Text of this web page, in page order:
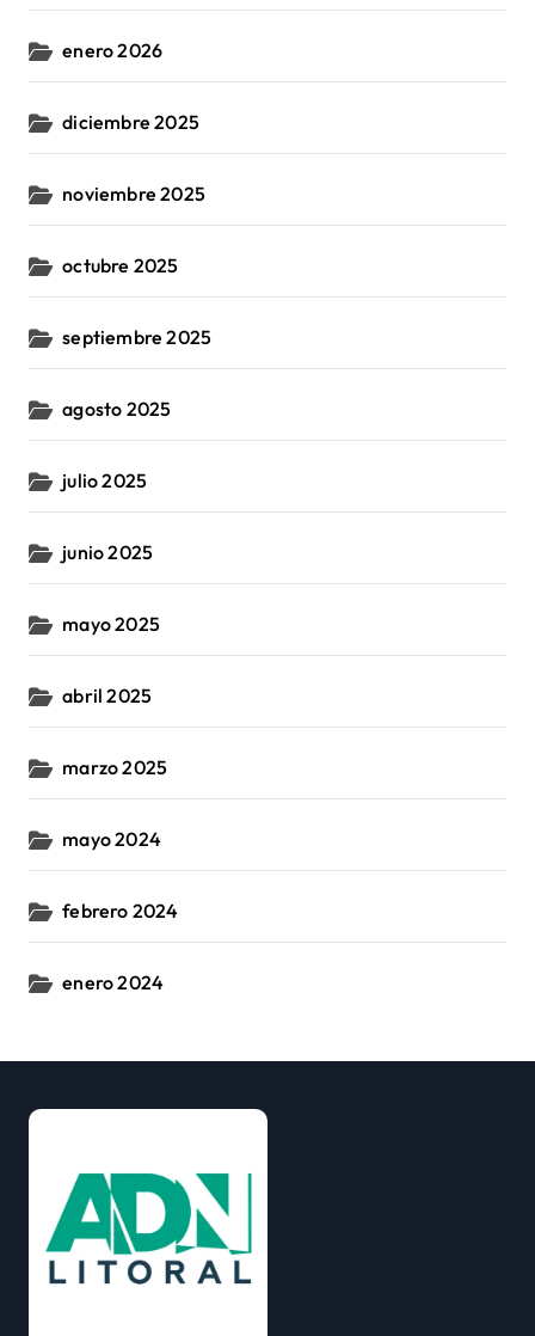
enero 2026
diciembre 2025
noviembre 2025
octubre 2025
septiembre 2025
agosto 2025
julio 2025
junio 2025
mayo 2025
abril 2025
marzo 2025
mayo 2024
febrero 2024
enero 2024